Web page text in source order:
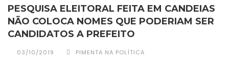
PESQUISA ELEITORAL FEITA EM CANDEIAS
NÃO COLOCA NOMES QUE PODERIAM SER
CANDIDATOS A PREFEITO
03/10/2019 PIMENTA NA POLÍTICA